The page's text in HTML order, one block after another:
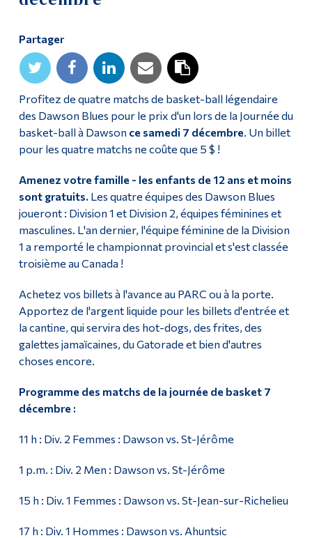
Partager
Profitez de quatre matchs de basket-ball légendaire
des Dawson Blues pour le prix d'un lors de la Journée du
basket-ball à Dawson ce samedi 7 décembre. Un billet
pour les quatre matchs ne coûte que 5 $ !
Amenez votre famille - les enfants de 12 ans et moins
sont gratuits. Les quatre équipes des Dawson Blues
joueront : Division 1 et Division 2, équipes féminines et
masculines. L'an dernier, l'équipe féminine de la Division
1 a remporté le championnat provincial et s'est classée
troisième au Canada !
Achetez vos billets à l'avance au PARC ou à la porte.
Apportez de l'argent liquide pour les billets d'entrée et
la cantine, qui servira des hot-dogs, des frites, des
galettes jamaïcaines, du Gatorade et bien d'autres
choses encore.
Programme des matchs de la journée de basket 7
décembre :
11 h : Div. 2 Femmes : Dawson vs. St-Jérôme
1 p.m. : Div. 2 Men : Dawson vs. St-Jérôme
15 h : Div. 1 Femmes : Dawson vs. St-Jean-sur-Richelieu
17 h : Div. 1 Hommes : Dawson vs. Ahuntsic